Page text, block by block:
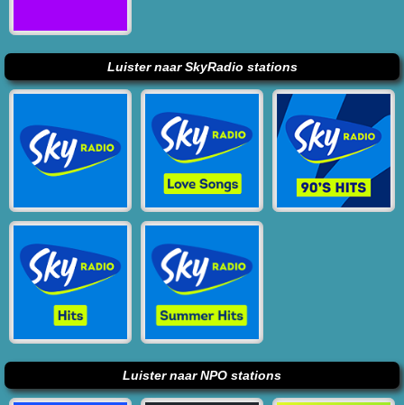
Luister naar SkyRadio stations
Luister naar NPO stations